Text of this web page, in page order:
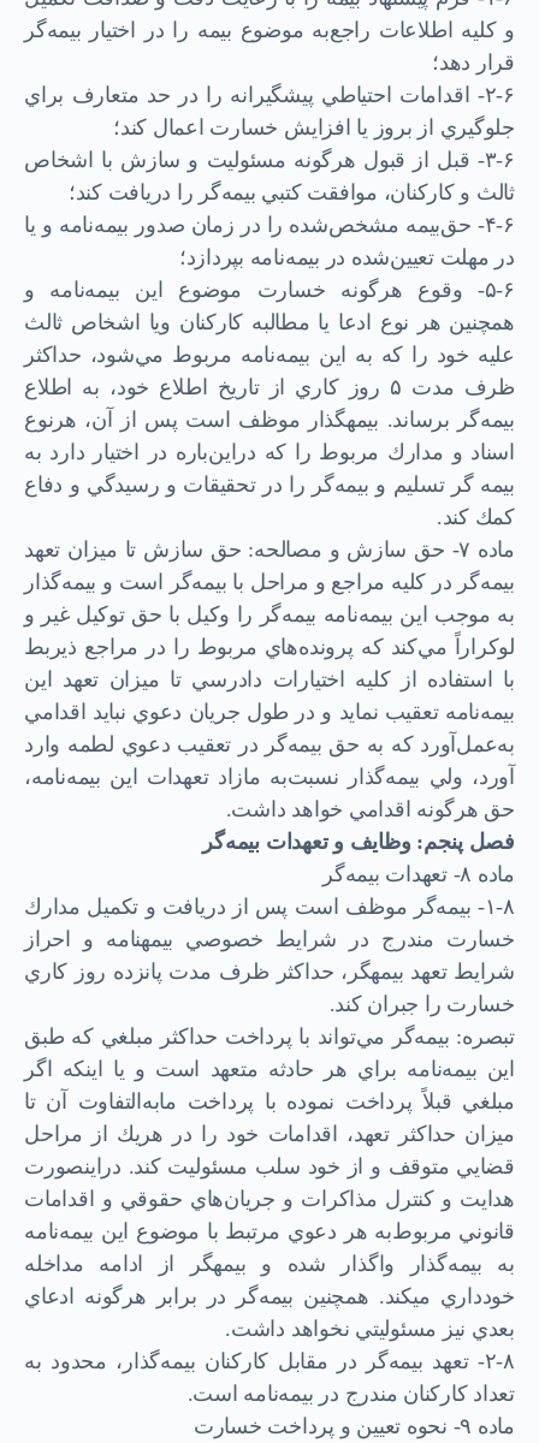
و كليه اطلاعات راجع‌به موضوع بيمه را در اختيار بيمه‌گر
قرار دهد؛
۲-۶- اقدامات احتياطي پيشگيرانه را در حد متعارف براي
جلوگيري از بروز يا افزايش خسارت اعمال کند؛
۳-۶- قبل از قبول هر‌گونه مسئوليت و سازش با اشخاص
ثالث و كاركنان، موافقت كتبي بيمه‌گر را دریافت کند؛
۴-۶- حق‌بيمه مشخص‌شده را در زمان صدور بيمه‌نامه و يا
در مهلت تعيين‌شده در بيمه‌نامه بپردازد؛
۵-۶- وقوع هرگونه خسارت موضوع اين بيمه‌نامه و
همچنين هر نوع ادعا يا مطالبه كاركنان ويا اشخاص ثالث
عليه خود را كه به اين بيمه‌نامه مربوط مي‌شود، حداكثر
ظرف مدت ۵ روز كاري از تاريخ اطلاع خود، به اطلاع
بيمه‌گر برساند. بيمه­گذار موظف است پس از آن، هرنوع
اسناد و مدارك مربوط را كه در‌اين‌باره در اختيار دارد به
بيمه گر تسليم و بيمه‌گر را در تحقيقات و رسيدگي و دفاع
كمك کند.
ماده ۷- حق سازش و مصالحه: حق سازش تا ميزان تعهد
بيمه‌گر در كليه مراجع و مراحل با بيمه‌گر است و بيمه‌گذار
به موجب اين بيمه‌نامه بيمه‌گر را وكيل با حق توكيل غير و
لوكراراً مي‌کند كه پرونده‌هاي مربوط را در مراجع ذيربط
با استفاده از كليه اختيارات دادرسي تا ميزان تعهد اين
بيمه‌نامه تعقيب نمايد و در طول جريان دعوي نبايد اقدامي
به‌عمل‌آورد كه به حق بيمه‌گر در تعقيب دعوي لطمه وارد
آورد، ولي بيمه‌گذار نسبت‌به مازاد تعهدات اين بيمه‌نامه،
حق هرگونه اقدامي خواهد داشت.
فصل پنجم: وظايف و تعهدات بيمه‌گر
ماده ۸- تعهدات بيمه‌گر
۱-۸- بيمه‌گر موظف است پس از دريافت و تكميل مدارك
خسارت مندرج در شرايط خصوصي بيمه­نامه و احراز
شرايط تعهد بيمه­گر، حداكثر ظرف مدت پانزده روز كاري
خسارت را جبران کند.
تبصره: بيمه‌گر مي‌تواند با پرداخت حداكثر مبلغي كه طبق
اين بيمه‌نامه براي هر حادثه متعهد است و يا اينكه اگر
مبلغي قبلاً پرداخت نموده با پرداخت مابه‌التفاوت آن تا
ميزان حداكثر تعهد، اقدامات خود را در هر‌يك از مراحل
قضايي متوقف و از خود سلب مسئوليت کند. در‌اين­صورت
هدايت و كنترل مذاكرات و جريان‌هاي حقوقي و اقدامات
قانوني مربوط‌به هر دعوي مرتبط با موضوع اين بيمه‌نامه
به بيمه‌گذار واگذار شده و بيمه­گر از ادامه مداخله
خودداري مي­کند. همچنين بيمه‌گر در برابر هرگونه ادعاي
بعدي نيز مسئوليتي نخواهد داشت.
۲-۸- تعهد بيمه‌گر در مقابل كاركنان بيمه‌گذار، محدود به
تعداد كاركنان مندرج در بيمه‌نامه است.
ماده ۹- نحوه تعيين و پرداخت خسارت